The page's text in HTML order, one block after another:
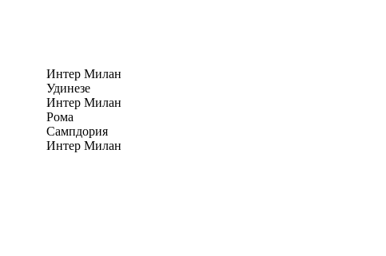
Интер Милан
Удинезе
Интер Милан
Рома
Сампдория
Интер Милан